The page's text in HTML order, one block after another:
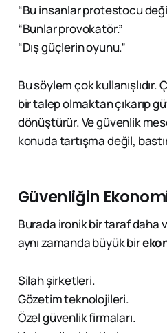
“Bu insanlar protestocu
“Bunlar provokatör.”
“Dış güçlerin oyunu.”
Bu söylem çok
bir talep olmaktan çıkarıp
dönüştürür. Ve güvenlik
konuda tartışma değil,
Güvenliğin
Burada ironik bir taraf daha
aynı zamanda büyük bir
Silah şirketleri.
Gözetim teknolojileri.
Özel güvenlik firmaları.